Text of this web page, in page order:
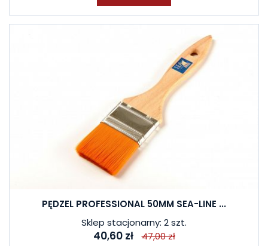
PĘDZEL PROFESSIONAL 50MM SEA-LINE ...
Sklep stacjonarny: 2 szt.
40,60 zł 47,00 zł